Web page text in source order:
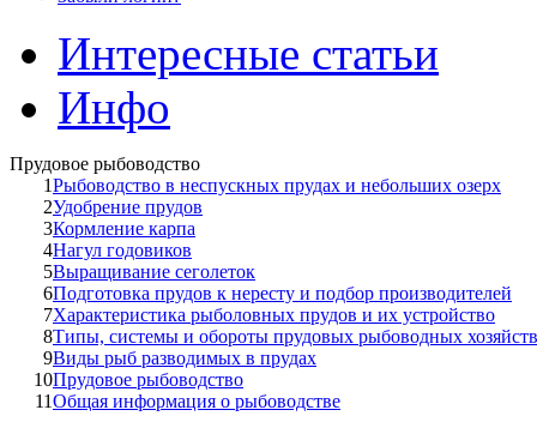
Интересные статьи
Инфо
Прудовое рыбоводство
1Рыбоводство в неспускных прудах и небольших озерх
2Удобрение прудов
3Кормление карпа
4Нагул годовиков
5Выращивание сеголеток
6Подготовка прудов к нересту и подбор производителей
7Характеристика рыболовных прудов и их устройство
8Типы, системы и обороты прудовых рыбоводных хозяйств
9Виды рыб разводимых в прудах
10Прудовое рыбоводство
11Общая информация о рыбоводстве